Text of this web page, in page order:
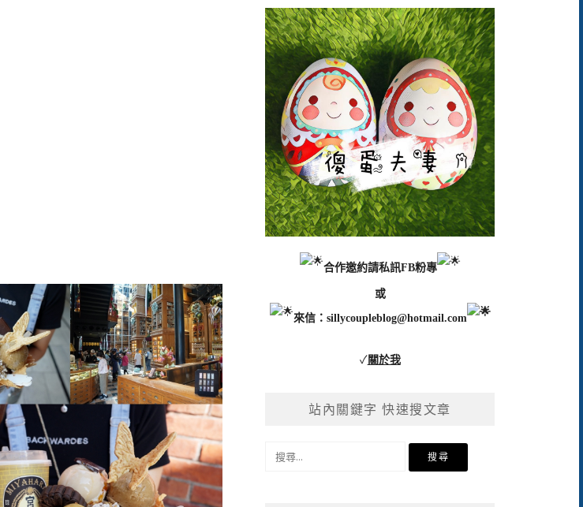
合作邀約請私訊FB粉專
或
來信： sillycoupleblog@hotmail.com
✓關於我
站內關鍵字 快速搜文章